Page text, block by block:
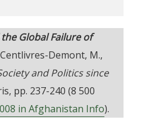
Global Failure of
Centlivres-Demont, M.,
and Politics since
pp. 237-240 (8 500
in Afghanistan Info).